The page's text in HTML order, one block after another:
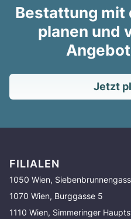
Bestattung mit
planen und
Jetzt
FILIALEN
1050 Wien,
1070 Wien, Burggasse 5
1110 Wien, Simmeringer